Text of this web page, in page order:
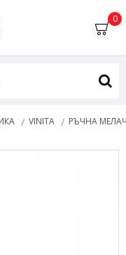
0
VINITA РЪЧНА